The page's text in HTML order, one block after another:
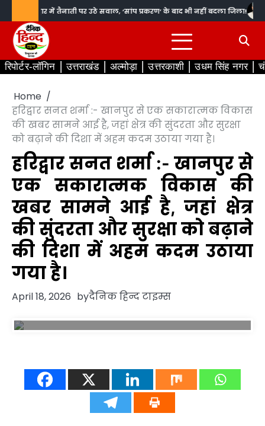
to
content
में तैनाती पर उठे सवाल, ‘सांप प्रकरण’ के बाद भी नहीं बदला जिला!
रिपोर्टर-लॉगिन उत्तराखंड अल्मोड़ा उत्तरकाशी उधम सिंह नगर
Home
हरिद्वार सनत शर्मा :- खानपुर से एक सकारात्मक विकास
की खबर सामने आई है, जहां क्षेत्र की सुंदरता और सुरक्षा
को बढ़ाने की दिशा में अहम कदम उठाया गया है।
हरिद्वार सनत शर्मा :- खानपुर से
एक सकारात्मक विकास की
खबर सामने आई है, जहां क्षेत्र
की सुंदरता और सुरक्षा को बढ़ाने
की दिशा में अहम कदम उठाया
गया है।
April 18, 2026 byदैनिक हिन्द टाइम्स